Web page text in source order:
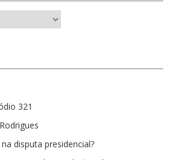
321
disputa presidencial?